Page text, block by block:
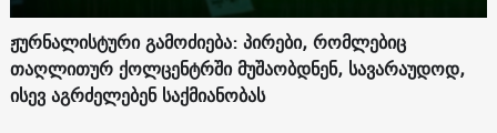
ჟურნალისტური გამოძიება: პირები, რომლებიც
თაღლითურ ქოლცენტრში მუშაობდნენ, სავარაუდოდ,
ისევ აგრძელებენ საქმიანობას